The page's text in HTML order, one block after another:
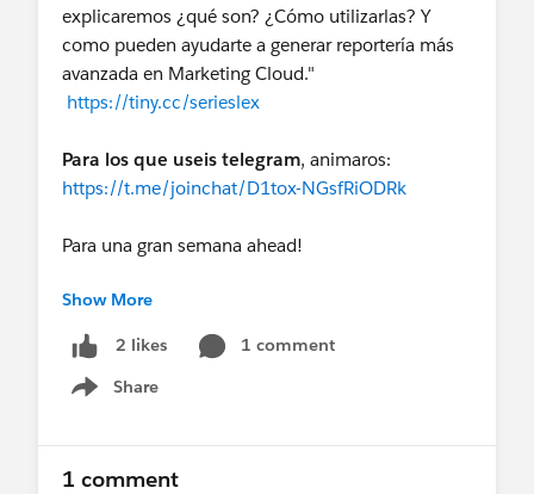
explicaremos ¿qué son? ¿Cómo utilizarlas? Y
como pueden ayudarte a generar reportería más
avanzada en Marketing Cloud."
https://tiny.cc/serieslex
Para los que useis telegram, animaros:
https://t.me/joinchat/D1tox-NGsfRiODRk
Para una gran semana ahead!
@Marketer Group (Pardot), Madrid, ES
Moscoso
@Daniela Galmes
@Claudio Ruffo
@Admin Group, Palma, ES
@Nonprofit User Group, Madrid, ES @Developer
Group, Asturias, ES
Show More
2 likes
1 comment
Share
Show menu
1 comment